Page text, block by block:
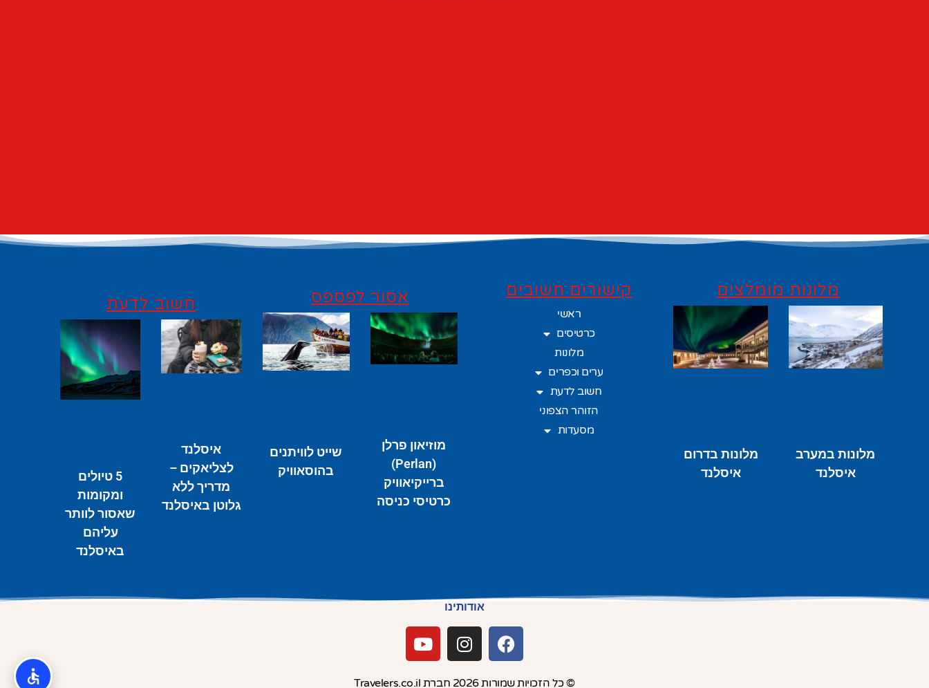
מלונות מומלצים
מלונות במערב
איסלנד
מלונות בדרום
איסלנד
קישורים חשובים
ראשי
כרטיסים
מלונות
ערים וכפרים
חשוב לדעת
הזוהר הצפוני
מסעדות
אסור לפספס
מוזיאון פרלן
(Perlan)
ברייקיאוויק
כרטיסי כניסה
שייט לוויתנים
בהוסאוויק
חשוב לדעת
איסלנד
לצליאקים –
מדריך ללא
גלוטן באיסלנד
5 טיולים
ומקומות
שאסור לוותר
עליהם
באיסלנד
אודותינו
© כל הזכויות שמורות 2026 חברת Travelers.co.il